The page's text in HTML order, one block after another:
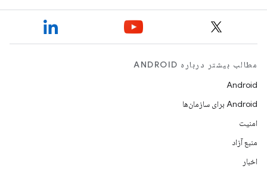
مطالب بیشتر درباره ANDROID
Android
Android برای سازمان‌ها
امنیت
منبع آزاد
اخبار